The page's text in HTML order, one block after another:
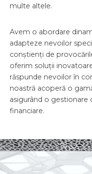
multe altele.
Avem o abordare
adapteze nevoilor
conștienți de
oferim soluții
răspunde nevoilor în
noastră acoperă o
asigurând o
financiare.